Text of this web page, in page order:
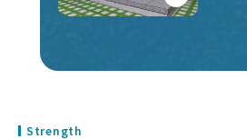
Strength